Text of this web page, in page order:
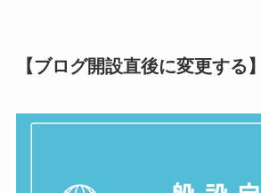
【ブログ開設直後に変更する